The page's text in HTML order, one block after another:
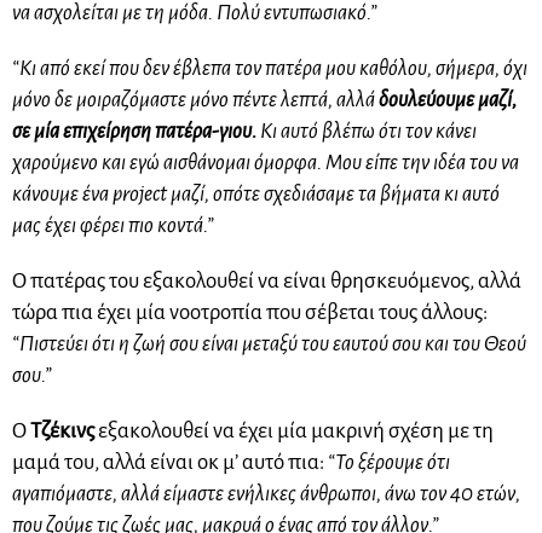
να ασχολείται με τη μόδα. Πολύ εντυπωσιακό.”
“Κι από εκεί που δεν έβλεπα τον πατέρα μου καθόλου, σήμερα, όχι
μόνο δε μοιραζόμαστε μόνο πέντε λεπτά, αλλάδουλεύουμε μαζί,
σε μία επιχείρηση πατέρα-γιου. Κι αυτό βλέπω ότι τον κάνει
χαρούμενο και εγώ αισθάνομαι όμορφα. Μου είπε την ιδέα του να
κάνουμε ένα project μαζί, οπότε σχεδιάσαμε τα βήματα κι αυτό
μας έχει φέρει πιο κοντά.”
Ο πατέρας του εξακολουθεί να είναι θρησκευόμενος, αλλά
τώρα πια έχει μία νοοτροπία που σέβεται τους άλλους:
“Πιστεύει ότι η ζωή σου είναι μεταξύ του εαυτού σου και του Θεού
σου.”
ΟΤζέκινςεξακολουθεί να έχει μία μακρινή σχέση με τη
μαμά του, αλλά είναι οκ μ’ αυτό πια: “Το ξέρουμε ότι
αγαπιόμαστε, αλλά είμαστε ενήλικες άνθρωποι, άνω τον 40 ετών,
που ζούμε τις ζωές μας, μακρυά ο ένας από τον άλλον.”